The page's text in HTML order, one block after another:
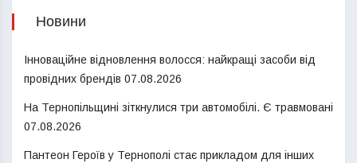
Новини
Інноваційне відновлення волосся: найкращі засоби від
провідних брендів 07.08.2026
На Тернопільщині зіткнулися три автомобілі. Є травмовані
07.08.2026
Пантеон Героїв у Тернополі стає прикладом для інших